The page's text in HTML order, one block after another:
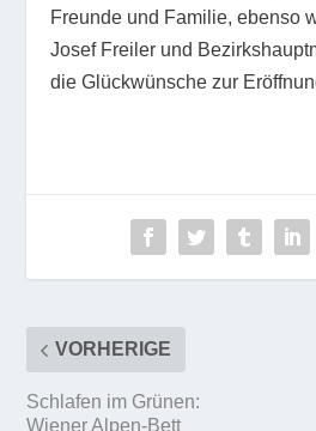
Freunde und Familie, ebenso
Josef Freiler und
die Glückwünsche zur
VORHERIGE
Schlafen im Grünen:
Wiener Alpen-Bett